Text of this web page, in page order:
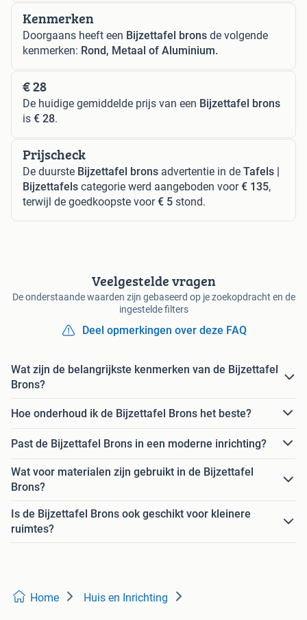
Kenmerken
Doorgaans heeft een Bijzettafel brons de volgende
kenmerken: Rond, Metaal of Aluminium.
€ 28
De huidige gemiddelde prijs van een Bijzettafel brons
is € 28.
Prijscheck
De duurste Bijzettafel brons advertentie in de Tafels |
Bijzettafels categorie werd aangeboden voor€ 135,
terwijl de goedkoopste voor€ 5 stond.
Veelgestelde vragen
De onderstaande waarden zijn gebaseerd op je zoekopdracht en de
ingestelde filters
Deel opmerkingen over deze FAQ
Wat zijn de belangrijkste kenmerken van de Bijzettafel
Brons?
Hoe onderhoud ik de Bijzettafel Brons het beste?
Past de Bijzettafel Brons in een moderne inrichting?
Wat voor materialen zijn gebruikt in de Bijzettafel
Brons?
Is de Bijzettafel Brons ook geschikt voor kleinere
ruimtes?
Home Huis en Inrichting